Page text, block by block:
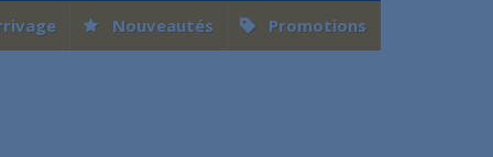
Promotions
Nouveautés